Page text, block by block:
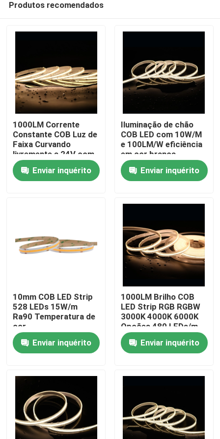
Casa
Produtos
Sobre nós
Controle da qualidade
Contacte-nos
Peça umas citações
o CRI alto conduziu a tira
Produtos recomendados
1000LM Corrente
Constante COB Luz de
Faixa Curvando
livremente a 24V com
480 LEDs por metro
Enviar inquérito
Iluminação de chão
COB LED com 10W/M
e 100LM/W eficiência
em cor branca
Enviar inquérito
10mm COB LED Strip
528 LEDs 15W/m
Ra90 Temperatura de
cor
2700/3000/4000/5000/6500K
Enviar inquérito
1000LM Brilho COB
LED Strip RGB RGBW
3000K 4000K 6000K
Opções 480 LEDs/m
CRI 90-95 5m Rolls
Enviar inquérito